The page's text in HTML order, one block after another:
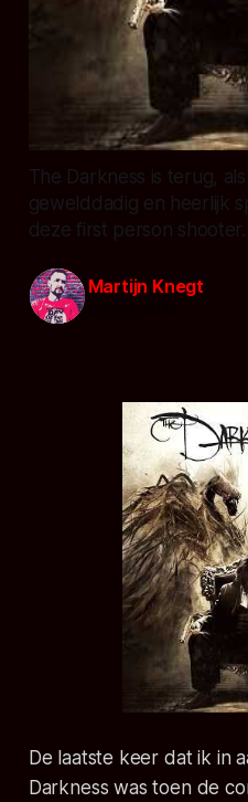
The Darkness is terug,
gewelddadig en heerlijk
deze first person shooter.
Martijn Knegt
De laatste keer dat ik in
Darkness was toen de